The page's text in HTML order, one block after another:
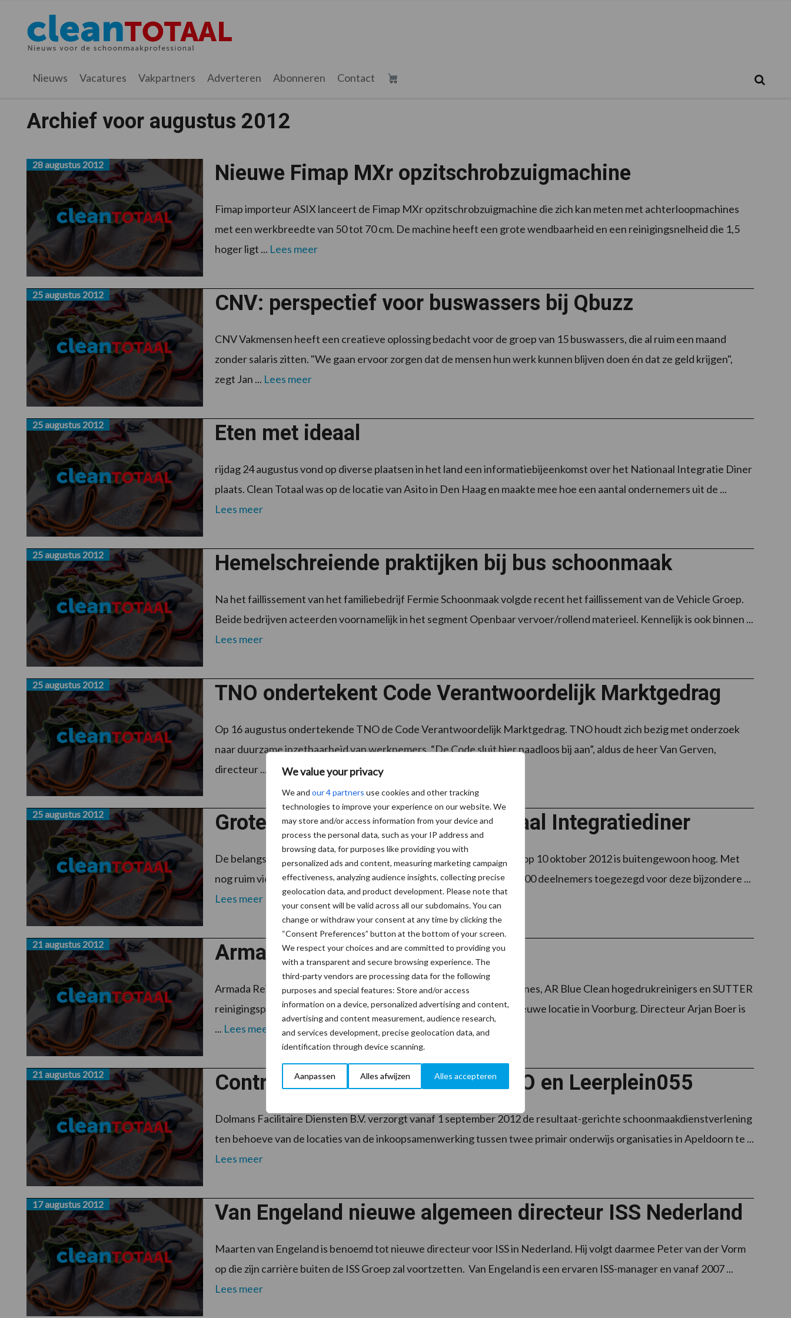
We value your privacy
We and our 4 partners use cookies and other tracking
technologies to improve your experience on our website. We
may store and/or access information from your device and
process the personal data, such as your IP address and
browsing data, for purposes like providing you with
personalized ads and content, measuring marketing campaign
effectiveness, analyzing audience insights, collecting precise
geolocation data, and product development. Please note that
your consent will be valid across all our subdomains. You can
change or withdraw your consent at any time by clicking the
“Consent Preferences” button at the bottom of your screen.
We respect your choices and are committed to providing you
with a transparent and secure browsing experience. The
third-party vendors are processing data for the following
purposes and special features: Store and/or access
information on a device, personalized advertising and content,
advertising and content measurement, audience research,
and services development, precise geolocation data, and
identification through device scanning.
Aanpassen Alles afwijzen Alles accepteren
hoofdnavigatie
hoofd
inhoud
voettekst
Cleantotaal.nl
Het
laatste
voor
professionele
Nieuws Vacatures Vakpartners Adverteren Abonneren Contact
Archief voor augustus 2012
Nieuwe Fimap MXr opzitschrobzuigmachine
28 augustus 2012
Fimap importeur ASIX lanceert de Fimap MXr opzitschrobzuigmachine die zich kan meten met achterloopmachines
met een werkbreedte van 50 tot 70 cm. De machine heeft een grote wendbaarheid en een reinigingsnelheid die 1,5
hoger ligt ... Lees meer
CNV: perspectief voor buswassers bij Qbuzz
25 augustus 2012
CNV Vakmensen heeft een creatieve oplossing bedacht voor de groep van 15 buswassers, die al ruim een maand
zonder salaris zitten. "We gaan ervoor zorgen dat de mensen hun werk kunnen blijven doen én dat ze geld krijgen",
zegt Jan ... Lees meer
Eten met ideaal
25 augustus 2012
rijdag 24 augustus vond op diverse plaatsen in het land een informatiebijeenkomst over het Nationaal Integratie Diner
plaats. Clean Totaal was op de locatie van Asito in Den Haag en maakte mee hoe een aantal ondernemers uit de ...
Lees meer
Hemelschreiende praktijken bij bus schoonmaak
25 augustus 2012
Na het faillissement van het familiebedrijf Fermie Schoonmaak volgde recent het faillissement van de Vehicle Groep.
Beide bedrijven acteerden voornamelijk in het segment Openbaar vervoer/rollend materieel. Kennelijk is ook binnen ...
Lees meer
TNO ondertekent Code Verantwoordelijk Marktgedrag
25 augustus 2012
Op 16 augustus ondertekende TNO de Code Verantwoordelijk Marktgedrag. TNO houdt zich bezig met onderzoek
naar duurzame inzetbaarheid van werknemers. “De Code sluit hier naadloos bij aan”, aldus de heer Van Gerven,
directeur ...
Lees meer
Grote belangstelling voor Nationaal Integratiediner
25 augustus 2012
De belangstelling voor deelname aan het Nationaal Integratiediner op 10 oktober 2012 is buitengewoon hoog. Met
nog ruim vier maanden te gaan zijn er al meer dan 1000 tafels met 5000 deelnemers toegezegd voor deze bijzondere ...
Lees meer
Armada in zee met Gelecon
21 augustus 2012
Armada Reinigingssystemen, importeur van FIMAP reinigingsmachines, AR Blue Clean hogedrukreinigers en SUTTER
reinigingsproducten, is recentelijk verhuisd vanuit Lisse naar een nieuwe locatie in Voorburg. Directeur Arjan Boer is
... Lees meer
Contract Dolmans Stichting PCBO en Leerplein055
21 augustus 2012
Dolmans Facilitaire Diensten B.V. verzorgt vanaf 1 september 2012 de resultaat-gerichte schoonmaakdienstverlening
ten behoeve van de locaties van de inkoopsamenwerking tussen twee primair onderwijs organisaties in Apeldoorn te ...
Lees meer
Van Engeland nieuwe algemeen directeur ISS Nederland
17 augustus 2012
Maarten van Engeland is benoemd tot nieuwe directeur voor ISS in Nederland. Hij volgt daarmee Peter van der Vorm
op die zijn carrière buiten de ISS Groep zal voortzetten. Van Engeland is een ervaren ISS-manager en vanaf 2007 ...
Lees meer